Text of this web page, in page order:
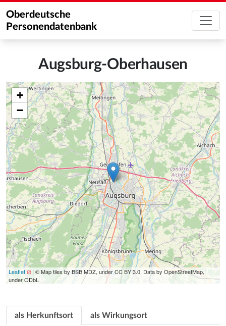
Oberdeutsche
Personendatenbank
Augsburg-Oberhausen
+
−
Leaflet
| © Map tiles by BSB MDZ, under CC BY 3.0. Data by OpenStreetMap,
under ODbL
als Herkunftsort als Wirkungsort